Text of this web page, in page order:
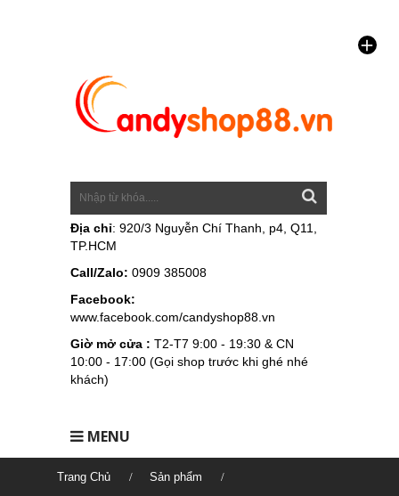
Địa chỉ: 920/3 Nguyễn Chí Thanh, p4, Q11,
TP.HCM
Call/Zalo: 0909 385008
Facebook:
www.facebook.com/candyshop88.vn
Giờ mở cửa : T2-T7 9:00 - 19:30 & CN
10:00 - 17:00 (Gọi shop trước khi ghé nhé
khách)
MENU
Trang Chủ Sản phẩm